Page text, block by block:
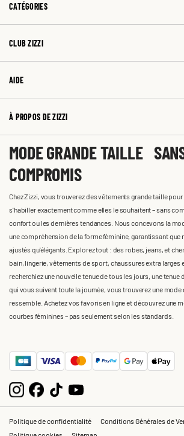
CATÉGORIES
CLUB ZIZZI
AIDE
À PROPOS DE ZIZZI
MODE GRANDE TAILLE
COMPROMIS
Chez Zizzi, vous trouverez des vêtements grande taille
s'habiller exactement comme elles le souhaitent – sans
confort ou les dernières tendances. Nous concevons la
une compréhension de la forme féminine, garantissant
ajustés qu'élégants. Explorez tout : des robes, jeans, et
bain, lingerie, vêtements de sport, chaussures extra larges
recherchiez une nouvelle tenue de tous les jours, une tenue
qui vous suivent toute la journée, vous trouverez une
ressemble. Achetez vos favoris en ligne et découvrez une
courbes féminines – pas seulement selon les standards.
Politique de confidentialité
Conditions Générales de